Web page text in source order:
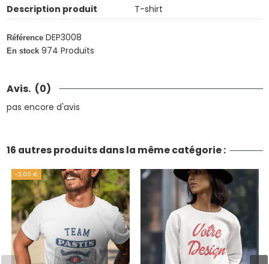
Description produit
T-shirt
Référence DEP3008
En stock 974 Produits
Avis. (0)
pas encore d'avis
16 autres produits dans la même catégorie :
-3,00 €